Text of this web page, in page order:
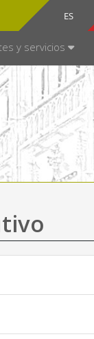
ES
CA
y servicios